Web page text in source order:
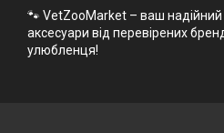
🐾 VetZooMarket – ваш надійний
аксесуари від перевірених
улюбленця!